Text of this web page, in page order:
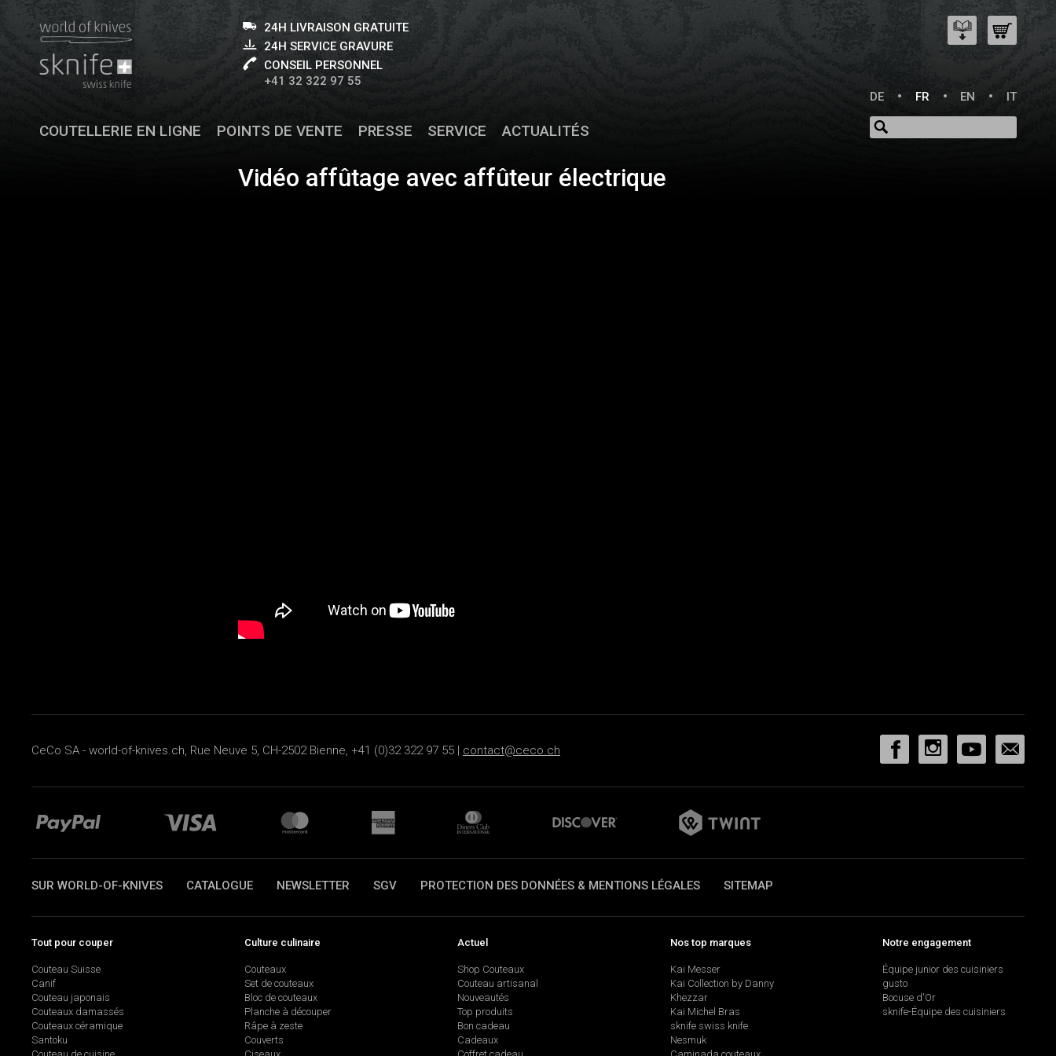
24H LIVRAISON GRATUITE
24H SERVICE GRAVURE
CONSEIL PERSONNEL
+41 32 322 97 55
DE
FR EN IT
COUTELLERIE EN LIGNE POINTS DE VENTE PRESSE SERVICE ACTUALITÉS
Vidéo affûtage avec affûteur électrique
CeCo SA - world-of-knives.ch, Rue Neuve 5, CH-2502 Bienne, +41 (0)32 322 97 55 | contact@ceco.ch
SUR WORLD-OF-KNIVES CATALOGUE NEWSLETTER SGV PROTECTION DES DONNÉES & MENTIONS LÉGALES SITEMAP
Tout pour couper
Couteau Suisse
Canif
Couteau japonais
Couteaux damassés
Couteaux céramique
Santoku
Culture culinaire
Couteaux
Set de couteaux
Bloc de couteaux
Planche à découper
Râpe à zeste
Couverts
Actuel
Shop Couteaux
Couteau artisanal
Nouveautés
Top produits
Bon cadeau
Cadeaux
Nos top marques
Kai Messer
Kai Collection by Danny
Khezzar
Kai Michel Bras
sknife swiss knife
Nesmuk
Notre engagement
Équipe junior des cuisiniers
gusto
Bocuse d'Or
sknife-Équipe des cuisiniers